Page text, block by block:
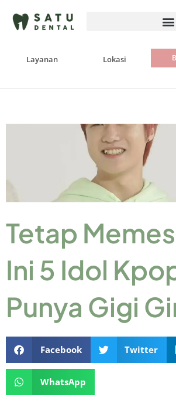
Layanan Lokasi
Tetap
Ini 5 Idol
Punya Gigi
Facebook Twitter
WhatsApp